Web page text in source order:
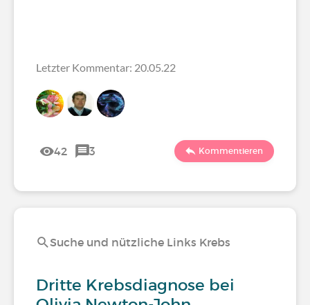
Letzter Kommentar: 20.05.22
42 3 Kommentieren
Suche und nützliche Links Krebs
Dritte Krebsdiagnose bei